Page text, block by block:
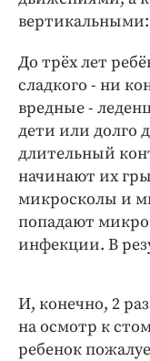
вертикальными:
До трёх лет
сладкого - ни
вредные -
дети или долго
длительный
начинают их
микросколы и
попадают
инфекции. В
И, конечно, 2
на осмотр к
ребенок